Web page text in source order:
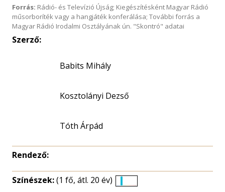
Forrás: Rádió- és Televízió Újság; Kiegészítésként Magyar Rádió
műsorboríték vagy a hangjáték konferálása; További forrás a
Magyar Rádió Irodalmi Osztályának ún. "Skontró" adatai
Szerző:
Babits Mihály
Kosztolányi Dezső
Tóth Árpád
Rendező:
Színészek:(1 fő, átl. 20 év)